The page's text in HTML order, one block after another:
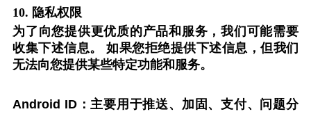
10. 隐私权限
为了向您提供更优质的产品和服务，我们可能需要
收集下述信息。
如果您拒绝提供下述信息，但我们
无法向您提供某些特定功能和服务。
Android ID：主要用于推送、加固、支付、问题分